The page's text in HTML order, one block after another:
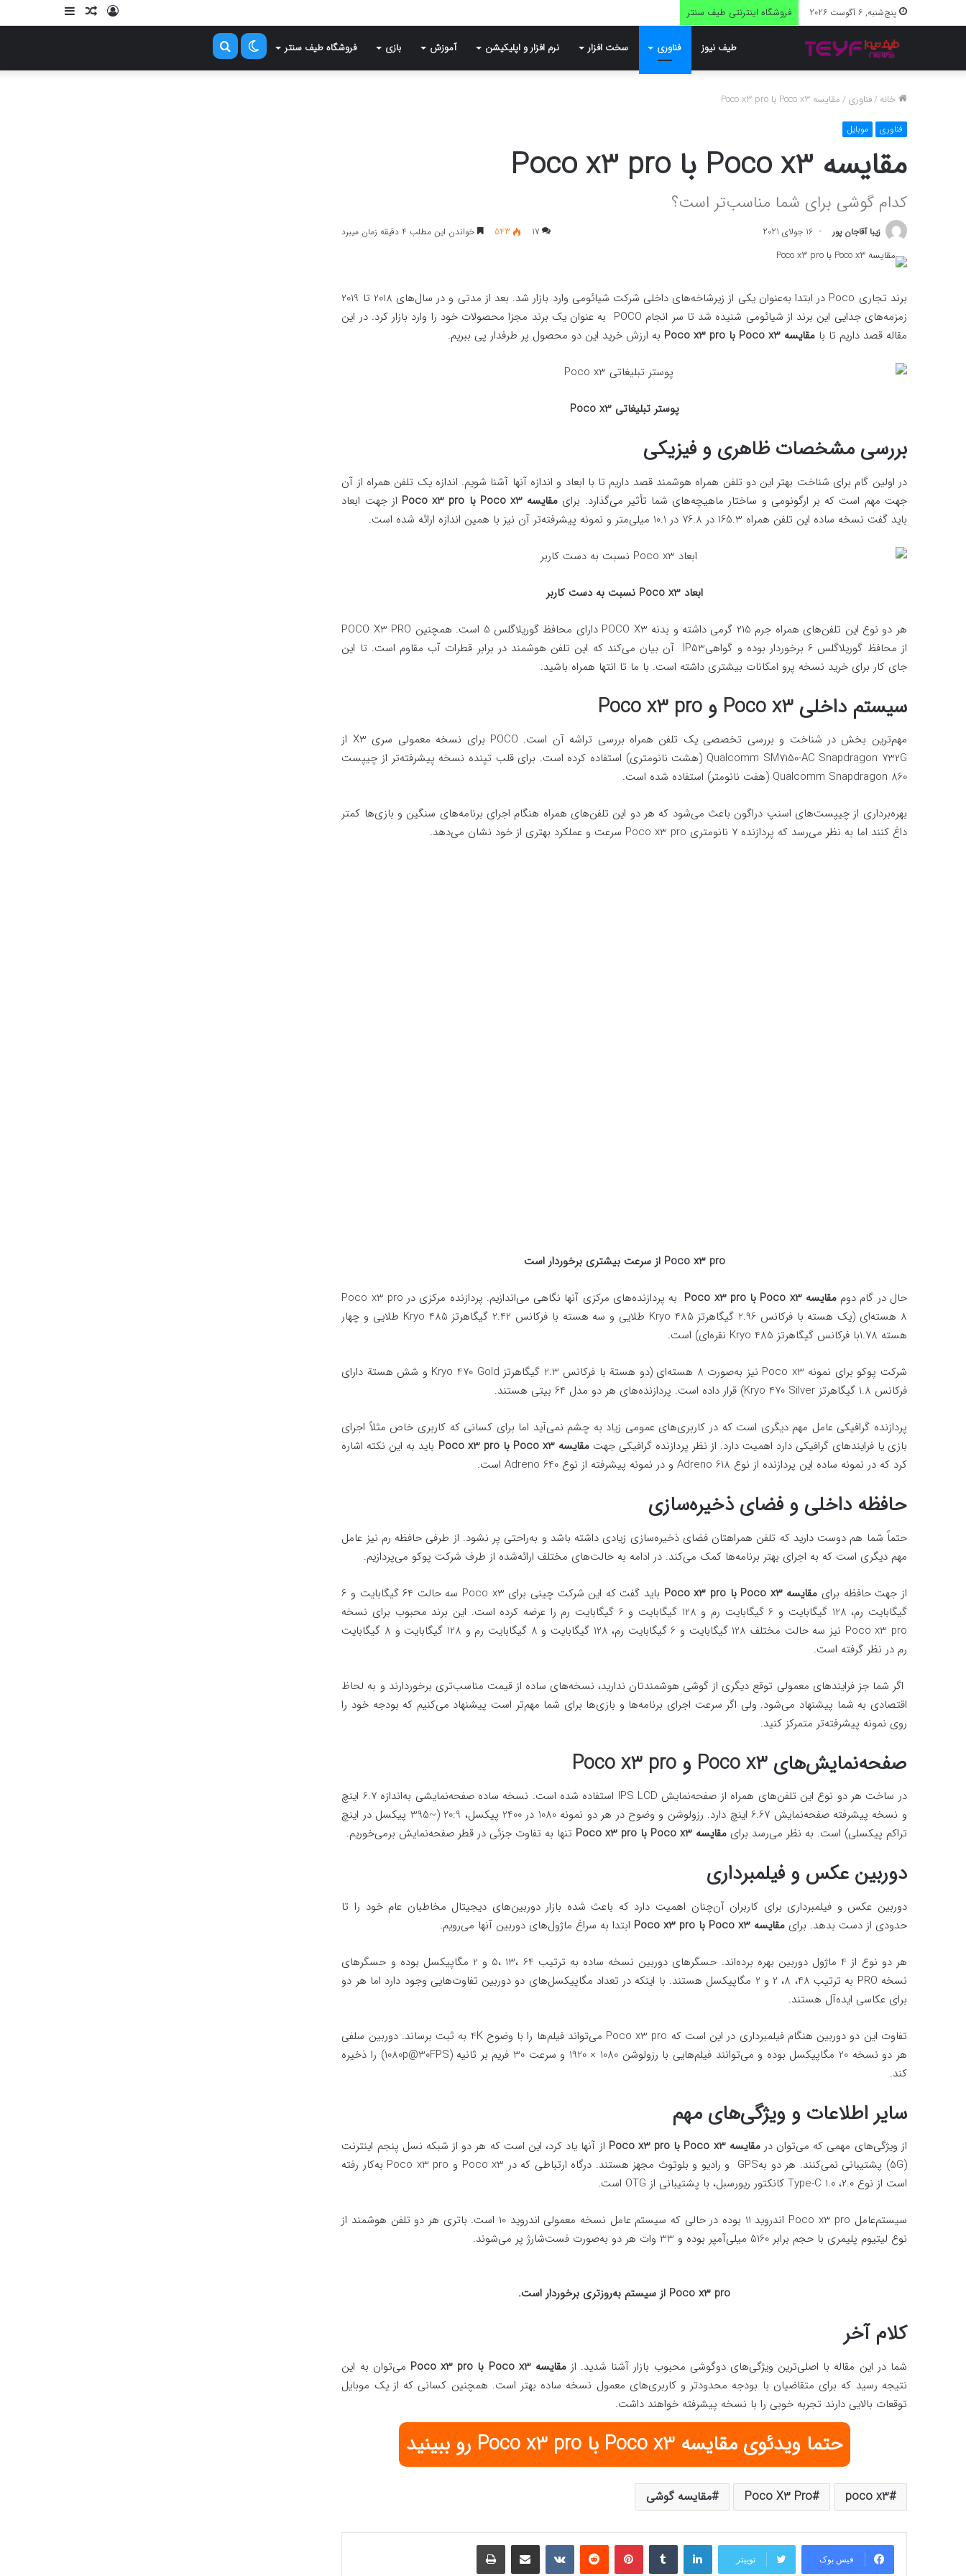
پنج‌شنبه, 6 آگوست 2026 فروشگاه اینترنتی طیف سنتر سایدبارنوشتهورود
طیف نیوز فناوری سخت افزار نرم افزار و اپلیکیشن آموزش بازی فروشگاه طیف سنتر
خانه /فناوری /مقایسه Poco x3 با Poco x3 pro
فناوری موبایل
مقایسه Poco x3 با Poco x3 pro
کدام گوشی برای شما مناسب‌تر است؟
زیبا آقاجان پور 16 جولای 2021 17
543 خواندن این مطلب 4 دقیقه زمان میبرد
برند تجاری Poco در ابتدا به‌عنوان یکی از زیرشاخه‌های داخلی شرکت شیائومی وارد بازار شد. بعد از مدتی و در سال‌های 2018 تا 2019
زمزمه‌های جدایی این برند از شیائومی شنیده شد تا سر انجام POCO به‌ عنوان یک برند مجزا محصولات خود را وارد بازار کرد. در این
مقاله قصد داریم تا بامقایسهPoco x3 باPoco x3 pro به ارزش خرید این دو محصول پر طرفدار پی ببریم.
پوستر تبلیغاتیPoco x3
بررسی مشخصات ظاهری و فیزیکی
در اولین گام برای شناخت بهتر این دو تلفن همراه هوشمند قصد داریم تا با ابعاد و اندازه آنها آشنا شویم. اندازه یک تلفن همراه از آن
‌جهت مهم است که بر ارگونومی و ساختار ماهیچه‌های شما تأثیر می‌گذارد. برای مقایسه Poco x3 با Poco x3 pro از جهت ابعاد
باید گفت نسخه ساده این تلفن همراه 165.3 در 76.8 در 10.1 میلی‌متر و نمونه پیشرفته‌تر آن نیز با همین اندازه ارائه شده است.
ابعاد Poco x3 نسبت به دست کاربر
هر دو نوع این تلفن‌های همراه جرم 215 گرمی داشته و بدنه POCO X3 دارای محافظ گوریلاگلس 5 است. همچنین POCO X3 PRO
از محافظ گوریلاگلس 6 برخوردار بوده و گواهیIP53 آن بیان می‌کند که این تلفن هوشمند در برابر قطرات آب مقاوم است. تا این
جای کار برای خرید نسخه پرو امکانات بیشتری داشته است. با ما تا انتها همراه باشید.
سیستم داخلیPoco x3 وPoco x3 pro
مهم‌ترین بخش در شناخت و بررسی تخصصی یک تلفن همراه بررسی تراشه آن است. POCO برای نسخه معمولی سری X3 از
Qualcomm SM7150-AC Snapdragon 732G (هشت نانومتری) استفاده کرده است. برای قلب تپنده نسخه پیشرفته‌تر از چیپست
Qualcomm Snapdragon 860 (هفت نانومتر) استفاده شده است.
بهره‌برداری از چیپست‌های اسنپ دراگون باعث می‌شود که هر دو این تلفن‌های همراه هنگام اجرای برنامه‌های سنگین و بازی‌ها کمتر
داغ کنند اما به نظر می‌رسد که پردازنده 7 نانومتری Poco x3 pro سرعت و عملکرد بهتری از خود نشان می‌دهد.
Poco x3 pro از سرعت بیشتری برخوردار است
حال در گام دوممقایسهPoco x3 باPoco x3 pro
به پردازنده‌های مرکزی آنها نگاهی می‌اندازیم. پردازنده مرکزی در Poco x3 pro
8 هسته‌ای (یک هسته با فرکانس 2.96 گیگاهرتز Kryo 485 طلایی و سه هسته با فرکانس 2.42 گیگاهرتز Kryo 485 طلایی و چهار
هسته 1.78با فرکانس گیگاهرتز Kryo 485 نقره‌ای) است.
شرکت پوکو برای نمونه Poco x3 نیز به‌صورت 8 هسته‌ای (دو هستة با فرکانس 2.3 گیگاهرتز Kryo 470 Gold و شش هستة دارای
فرکانس 1.8 گیگاهرتز Kryo 470 Silver) قرار داده است. پردازنده‌های هر دو مدل 64 بیتی هستند.
پردازنده گرافیکی عامل مهم دیگری است که در کاربری‌های عمومی زیاد به چشم نمی‌آید اما برای کسانی که کاربری خاص مثلاً اجرای
بازی یا فرایندهای گرافیکی دارد اهمیت دارد. از نظر پردازنده گرافیکی جهتمقایسهPoco x3 باPoco x3 pro باید به این نکته اشاره
کرد که در نمونه ساده این پردازنده از نوع Adreno 618 و در نمونه پیشرفته از نوع Adreno 640 است.
حافظه داخلی و فضای ذخیره‌سازی
حتماً شما هم دوست دارید که تلفن همراهتان فضای ذخیره‌سازی زیادی داشته باشد و به‌راحتی پر نشود. از طرفی حافظه رم نیز عامل
مهم دیگری است که به اجرای بهتر برنامه‌ها کمک می‌کند. در ادامه به حالت‌های مختلف ارائه‌شده از طرف شرکت پوکو می‌پردازیم.
از جهت حافظه برای مقایسهPoco x3 باPoco x3 pro
باید گفت که این شرکت چینی برای Poco x3 سه حالت 64 گیگابایت و 6
گیگابایت رم، 128 گیگابایت و 6 گیگابایت رم و 128 گیگابایت و 6 گیگابایت رم را عرضه کرده است. این برند محبوب برای نسخه
Poco x3 pro نیز سه حالت مختلف 128 گیگابایت و 6 گیگابایت رم، 128 گیگابایت و 8 گیگابایت رم و 128 گیگابایت و 8 گیگابایت
رم در نظر گرفته است.
اگر شما جز فرایندهای معمولی توقع دیگری از گوشی هوشمندتان ندارید، نسخه‌های ساده از قیمت مناسب‌تری برخوردارند و به لحاظ
اقتصادی به شما پیشنهاد می‌شود. ولی اگر سرعت اجرای برنامه‌ها و بازی‌ها برای شما مهم‌تر است پیشنهاد می‌کنیم که بودجه خود را
روی نمونه پیشرفته‌تر متمرکز کنید.
صفحه‌نمایش‌هایPoco x3 وPoco x3 pro
در ساخت هر دو نوع این تلفن‌های همراه از صفحه‌نمایش IPS LCD استفاده شده است. نسخه ساده صفحه‌نمایشی به‌اندازه 6.7 اینچ
و نسخه پیشرفته صفحه‌نمایش 6.67 اینچ دارد. رزولوشن و وضوح در هر دو نمونه 1080 در 2400 پیکسل، 20:9 (~395 پیکسل در اینچ
تراکم پیکسلی) است. به نظر می‌رسد برایمقایسهPoco x3 باPoco x3 pro تنها به تفاوت جزئی در قطر صفحه‌نمایش برمی‌خوریم.
دوربین عکس و فیلمبرداری
دوربین عکس و فیلمبرداری برای کاربران آن‌چنان اهمیت دارد که باعث شده بازار دوربین‌های دیجیتال مخاطبان عام خود را تا
حدودی از دست بدهد. برایمقایسهPoco x3 باPoco x3 pro ابتدا به سراغ ماژول‌های دوربین آنها می‌رویم.
هر دو نوع از 4 ماژول دوربین بهره برده‌اند. حسگرهای دوربین نسخه ساده به ترتیب 64 ،13 ،5 و 2 مگاپیکسل بوده و حسگرهای
نسخه PRO به ترتیب 48، 8، 2 و 2 مگاپیکسل هستند. با اینکه در تعداد مگاپیکسل‌های دو دوربین تفاوت‌هایی وجود دارد اما هر دو
برای عکاسی ایده‌آل هستند.
تفاوت این دو دوربین هنگام فیلمبرداری در این است که Poco x3 pro می‌تواند فیلم‌ها را با وضوح 4K به ثبت برساند. دوربین سلفی
هر دو نسخه 20 مگاپیکسل بوده و می‌توانند فیلم‌هایی با رزولوشن 1080 × 1920 و سرعت 30 فریم بر ثانیه (1080p@30FPS) را ذخیره
کند.
سایر اطلاعات و ویژگی‌های مهم
از ویژگی‌های مهمی که می‌توان درمقایسهPoco x3 با Poco x3 pro از آنها یاد کرد، این است که هر دو از شبکه نسل پنجم اینترنت
(5G) پشتیبانی نمی‌کنند. هر دو بهGPS و رادیو و بلوتوث مجهز هستند. درگاه ارتباطی که در Poco x3 و Poco x3 pro به‌کار رفته
است از نوع 2.0، Type-C 1.0 کانکتور ریورسبل، با پشتیبانی از OTG است.
سیستم‌عامل Poco x3 pro اندروید 11 بوده در حالی ‌که سیستم‌ عامل نسخه معمولی اندروید 10 است. باتری هر دو تلفن هوشمند از
نوع لیتیوم پلیمری با حجم برابر 5160 میلی‌آمپر بوده و 33 وات هر دو به‌صورت فست‌شارژ پر می‌شوند.
Poco x3 pro از سیستم به‌روزتری برخوردار است.
کلام آخر
شما در این مقاله با اصلی‌ترین ویژگی‌های دوگوشی محبوب بازار آشنا شدید. ازمقایسه Poco x3 با Poco x3 pro
می‌توان به این
نتیجه رسید که برای متقاضیان با بودجه محدودتر و کاربری‌های معمول نسخه ساده بهتر است. همچنین کسانی که از یک موبایل
توقعات بالایی دارند تجربه خوبی را با نسخه پیشرفته خواهند داشت.
حتماویدئوی مقایسه Poco x3 با Poco x3 pro رو ببینید
poco x3
Poco X3 Pro مقایسه گوشی
فیس بوک توییتر
لینکدین ‫تامبلر ‫پین‌ترست‫رددیت ‫VKontakteاشتراک گذاری از طریق ایمیل چاپ